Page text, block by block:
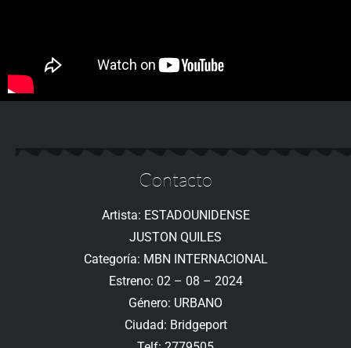
Contacto
Artista: ESTADOUNIDENSE
JUSTON QUILES
Categoría: MBN INTERNACIONAL
Estreno: 02 – 08 – 2024
Género: URBANO
Ciudad: Bridgeport